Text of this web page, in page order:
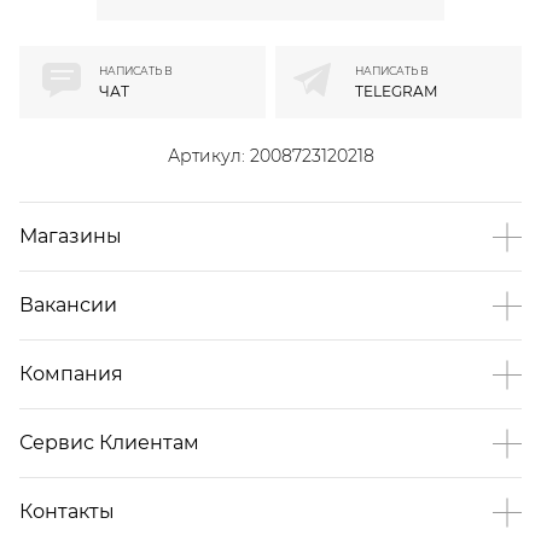
Артикул: 2008723120218
НАПИСАТЬ В
ЧАТ
НАПИСАТЬ В
TELEGRAM
Магазины
Вакансии
Компания
Сервис Клиентам
Контакты